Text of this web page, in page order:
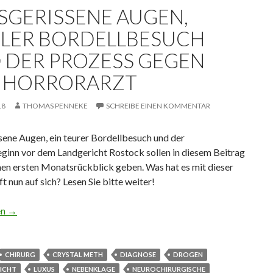
AUGEN,
BORDELLBESUCH
PROZESS GEGEN
THOMAS PENNEKE SCHREIBE EINEN KOMMENTAR
Augen, ein teurer Bordellbesuch und der
vor dem Landgericht Rostock sollen in diesem Beitrag
ersten Monatsrückblick geben. Was hat es mit dieser
nun auf sich? Lesen Sie bitte weiter!
Augen, nobler Bordellbesuch und der Prozess gegen den
→
CHIRURG CRYSTAL METH DIAGNOSE
DROGEN
LUXUS NEBENKLAGE
NEUROCHIRURGISCHE